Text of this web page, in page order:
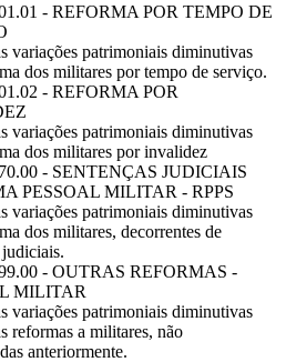
- REFORMA POR TEMPO DE
variações patrimoniais diminutivas
dos militares por tempo de serviço.
- REFORMA POR
variações patrimoniais diminutivas
dos militares por invalidez
- SENTENÇAS JUDICIAIS
PESSOAL MILITAR - RPPS
variações patrimoniais diminutivas
dos militares, decorrentes de
judiciais.
- OUTRAS REFORMAS -
MILITAR
variações patrimoniais diminutivas
reformas a militares, não
anteriormente.